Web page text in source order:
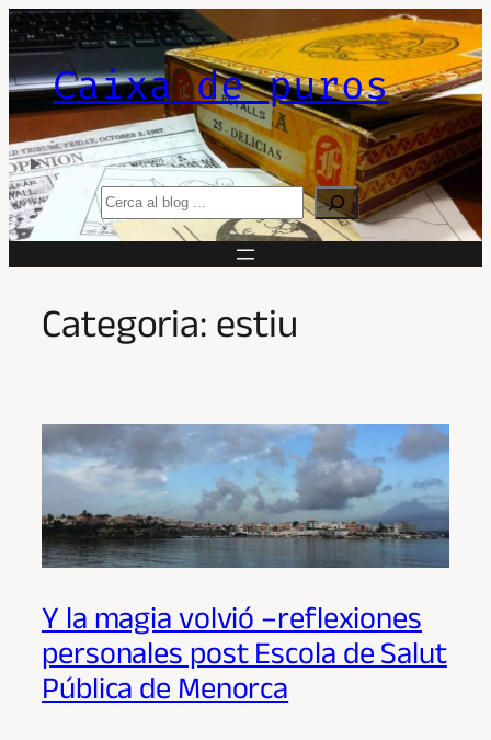
Vés
al
contingutCaixa de puros
Search
Categoria: estiu
Y la magia volvió –reflexiones
personales post Escola de Salut
Pública de Menorca